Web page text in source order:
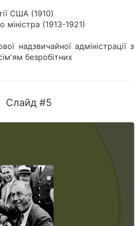
США (1910)
(1913-1921)
надзвичайної адміністрації з
безробітних
Слайд #5